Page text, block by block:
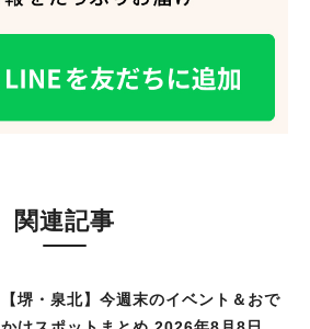
関連記事
【堺・泉北】今週末のイベント＆おで